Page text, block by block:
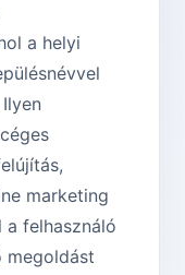
a helyi
marketing
a felhasználó
megoldást